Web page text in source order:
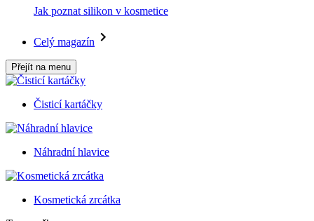
Jak poznat silikon v kosmetice
Celý magazín
Přejít na menu
Čisticí kartáčky
Náhradní hlavice
Kosmetická zrcátka